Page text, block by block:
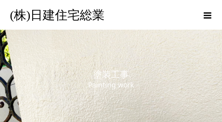
(株)日建住宅総業
塗装工事
Painting work